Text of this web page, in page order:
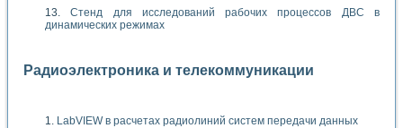
Стенд для исследований рабочих процессов ДВС в
динамических режимах
Радиоэлектроника и телекоммуникации
LabVIEW в расчетах радиолиний систем передачи данных